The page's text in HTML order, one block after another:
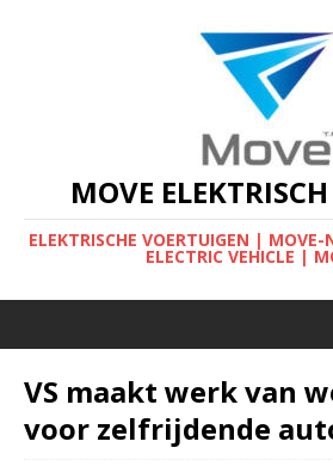
MOVE
ELEKTRISCHE VOERTUIGEN |
ELECTRIC VEHICLE |
VS maakt werk van
voor zelfrijdende